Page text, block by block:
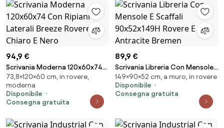
94,9 €
Scrivania Moderna 120x60x74
Con Ripiani Laterali Breeze
Rovere Chiaro E Nero
73,8×120×60 cm, in rovere,
moderna
Disponibile
Consegna gratuita
89,9 €
Scrivania Libreria Con Mensole E
Scaffali 90x52x149H Rovere E
Antracite Bremen
149×90×52 cm, a muro, in rovere
Disponibile
Consegna gratuita